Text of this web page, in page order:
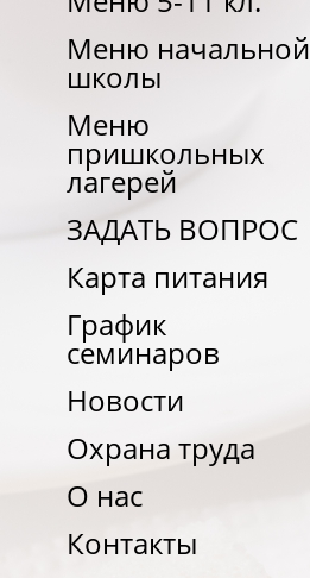
Меню начальной
школы
Меню
пришкольных
лагерей
ЗАДАТЬ ВОПРОС
Карта питания
График
семинаров
Новости
Охрана труда
О нас
Контакты